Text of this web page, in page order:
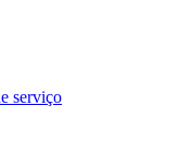
serviço